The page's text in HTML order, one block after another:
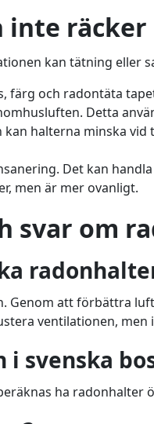
inte räcker
kan tätning eller
färg och radontäta
Detta
halterna minska vid
Det kan
men är mer ovanligt.
svar om
Genom att förbättra
ventilationen, men
svenska
ha radonhalter